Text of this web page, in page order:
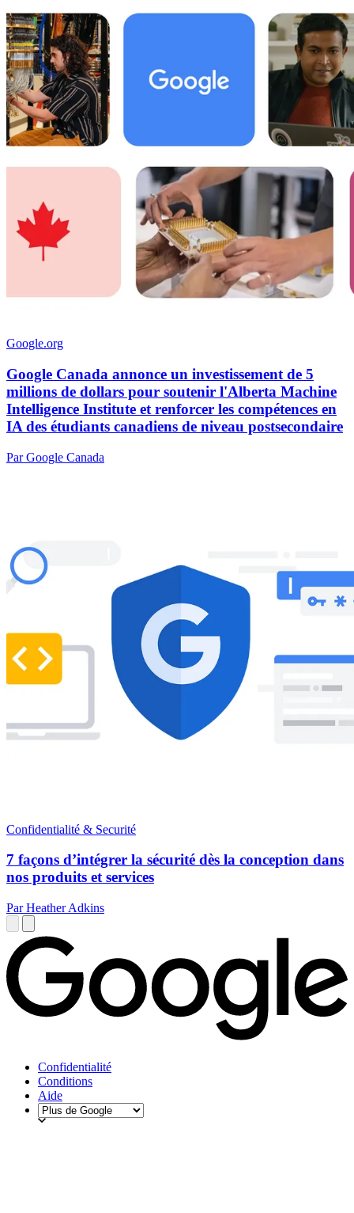
Google.org
Google Canada annonce un investissement de 5
millions de dollars pour soutenir l'Alberta Machine
Intelligence Institute et renforcer les compétences en
IA des étudiants canadiens de niveau postsecondaire
Par Google Canada
Confidentialité & Securité
7 façons d’intégrer la sécurité dès la conception dans
nos produits et services
Par Heather Adkins
Confidentialité
Conditions
Aide